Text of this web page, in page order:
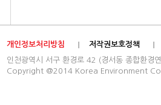
개인정보처리방침
저작권보호정책
인천광역시 서구 환경로 42 (경서동 종합
Copyright @2014 Korea Environment